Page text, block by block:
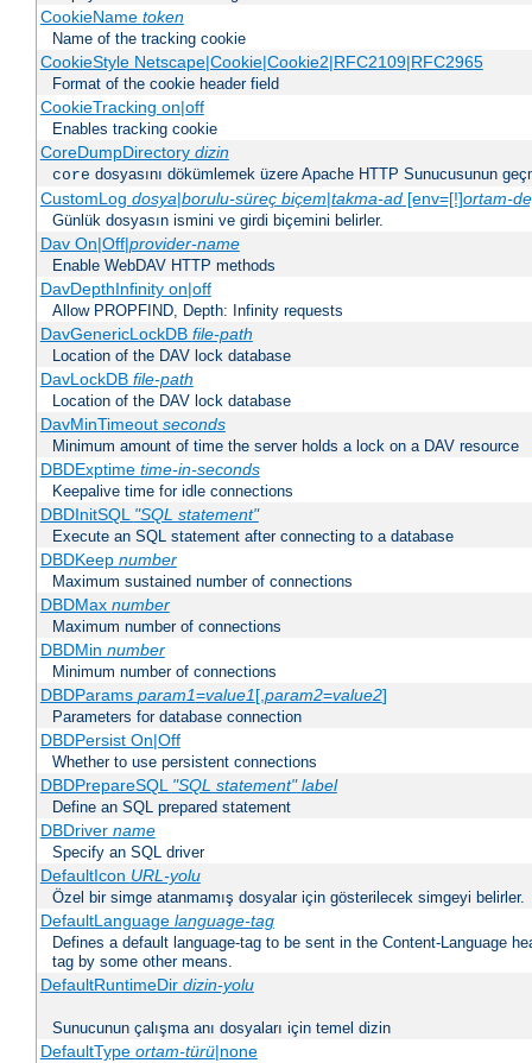
CookieName token
Name of the tracking cookie
CookieStyle Netscape|Cookie|Cookie2|RFC2109|RFC2965
Format of the cookie header field
CookieTracking on|off
Enables tracking cookie
CoreDumpDirectory dizin
core dosyasını dökümlemek üzere Apache HTTP Sunucusunun
CustomLog dosya|borulu-süreç biçem|takma-ad[env=[!]ortam-
Günlük dosyasın ismini ve girdi biçemini belirler.
Dav On|Off|provider-name
Enable WebDAV HTTP methods
DavDepthInfinity on|off
Allow PROPFIND, Depth: Infinity requests
DavGenericLockDB file-path
Location of the DAV lock database
DavLockDB file-path
Location of the DAV lock database
DavMinTimeout seconds
Minimum amount of time the server holds a lock on a DAV resource
DBDExptime time-in-seconds
Keepalive time for idle connections
DBDInitSQL "SQL statement"
Execute an SQL statement after connecting to a database
DBDKeep number
Maximum sustained number of connections
DBDMax number
Maximum number of connections
DBDMin number
Minimum number of connections
DBDParams param1=value1[,param2=value2]
Parameters for database connection
DBDPersist On|Off
Whether to use persistent connections
DBDPrepareSQL "SQL statement" label
Define an SQL prepared statement
DBDriver name
Specify an SQL driver
DefaultIcon URL-yolu
Özel bir simge atanmamış dosyalar için gösterilecek simgeyi belirler.
DefaultLanguage language-tag
Defines a default language-tag to be sent in the Content-Language
tag by some other means.
DefaultRuntimeDir dizin-yolu
Sunucunun çalışma anı dosyaları için temel dizin
DefaultType ortam-türü|none